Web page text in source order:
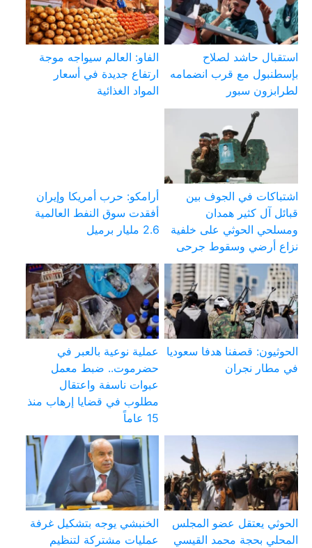
استقبال حاشد لصلاح
بإسطنبول مع قرب انضمامه
لطرابزون سبور
الفاو: العالم سيواجه موجة
ارتفاع جديدة في أسعار
المواد الغذائية
اشتباكات في الجوف بين
قبائل آل كثير همدان
ومسلحي الحوثي على خلفية
نزاع أرضي وسقوط جرحى
أرامكو: حرب أمريكا وإيران
أفقدت سوق النفط العالمية
2.6 مليار برميل
الحوثيون: قصفنا هدفا سعوديا
في مطار نجران
عملية نوعية بالعبر في
حضرموت.. ضبط معمل
عبوات ناسفة واعتقال
مطلوب في قضايا إرهاب منذ
15 عاماً
الحوثي يعتقل عضو المجلس
المحلي بحجة محمد القيسي
الخنبشي يوجه بتشكيل غرفة
عمليات مشتركة لتنظيم